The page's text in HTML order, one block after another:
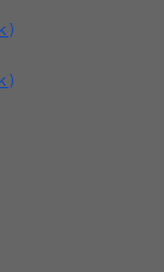
)
)